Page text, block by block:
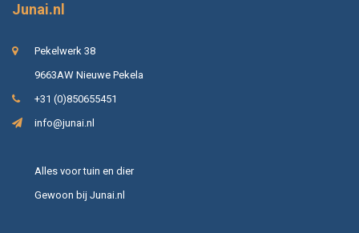
Junai.nl
Pekelwerk 38
9663AW Nieuwe Pekela
+31 (0)850655451
info@junai.nl
Alles voor tuin en dier
Gewoon bij Junai.nl